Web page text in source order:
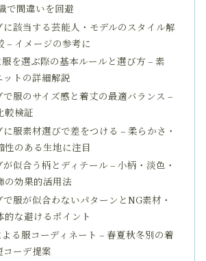
で間違いを回避
に該当する芸能人・モデルのスタイル解
– イメージの参考に
を選ぶ際の基本ルールと選び方 – 素
トの詳細解説
で服のサイズ感と着丈の最適バランス –
較検証
に服素材選びで差をつける – 柔らかさ・
性のある生地に注目
が似合う柄とディテール – 小柄・淡色・
の効果的活用法
で服が似合わないパターンとNG素材・
的な避けるポイント
る服コーディネート – 春夏秋冬別の着
コーデ提案